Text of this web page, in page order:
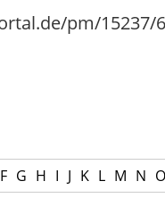
pm/15237/
F G H I J K L M N O